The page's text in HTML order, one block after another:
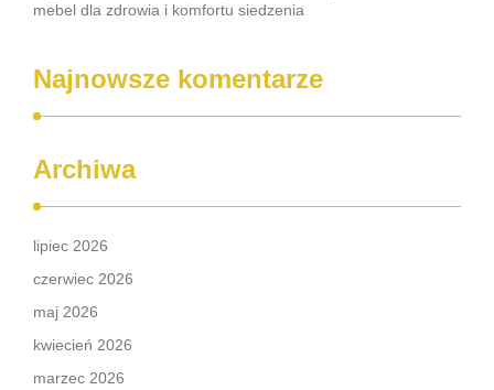
mebel dla zdrowia i komfortu siedzenia
Najnowsze komentarze
Archiwa
lipiec 2026
czerwiec 2026
maj 2026
kwiecień 2026
marzec 2026